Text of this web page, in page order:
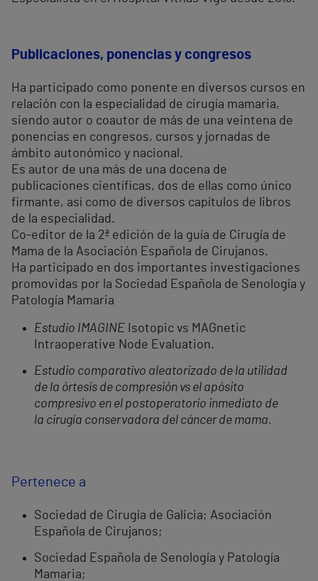
Publicaciones, ponencias y congresos
Ha participado como ponente en diversos cursos en
relación con la especialidad de cirugía mamaria,
siendo autor o coautor de más de una veintena de
ponencias en congresos, cursos y jornadas de
ámbito autonómico y nacional.
Es autor de una más de una docena de
publicaciones científicas, dos de ellas como único
firmante, así como de diversos capítulos de libros
de la especialidad.
Co-editor de la 2ª edición de la guía de Cirugía de
Mama de la Asociación Española de Cirujanos.
Ha participado en dos importantes investigaciones
promovidas por la Sociedad Española de Senología y
Patología Mamaria
Estudio IMAGINE Isotopic vs MAGnetic
Intraoperative Node Evaluation.
Estudio comparativo aleatorizado de la utilidad
de la órtesis de compresión vs el apósito
compresivo en el postoperatorio inmediato de
la cirugía conservadora del cáncer de mama.
Pertenece a
Sociedad de Cirugía de Galicia; Asociación
Española de Cirujanos;
Sociedad Española de Senología y Patología
Mamaria;